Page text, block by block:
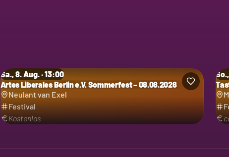
Sa., 8. Aug. · 13:00
Artes Liberales Berlin e.V. Sommerfest – 08.08.2026
Neulant van Exel
Festival
Kostenlos
Kategorie: Festival